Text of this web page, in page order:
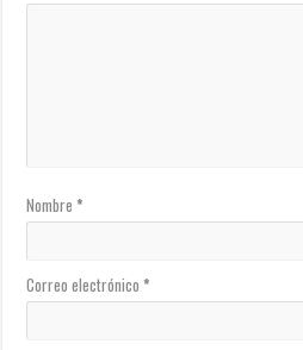
Nombre*
Correo electrónico*